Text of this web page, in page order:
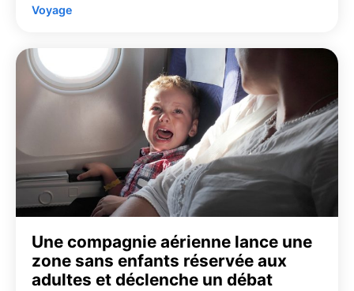
Voyage
Une compagnie aérienne lance une
zone sans enfants réservée aux
adultes et déclenche un débat